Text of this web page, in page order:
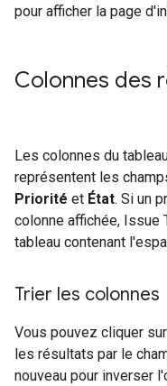
pour afficher la page
Colonnes des
Les colonnes du
représentent les
Priorité et État. Si un
colonne affichée, Issue
tableau contenant
Trier les colonnes
Vous pouvez cliquer
les résultats par le
nouveau pour inverser